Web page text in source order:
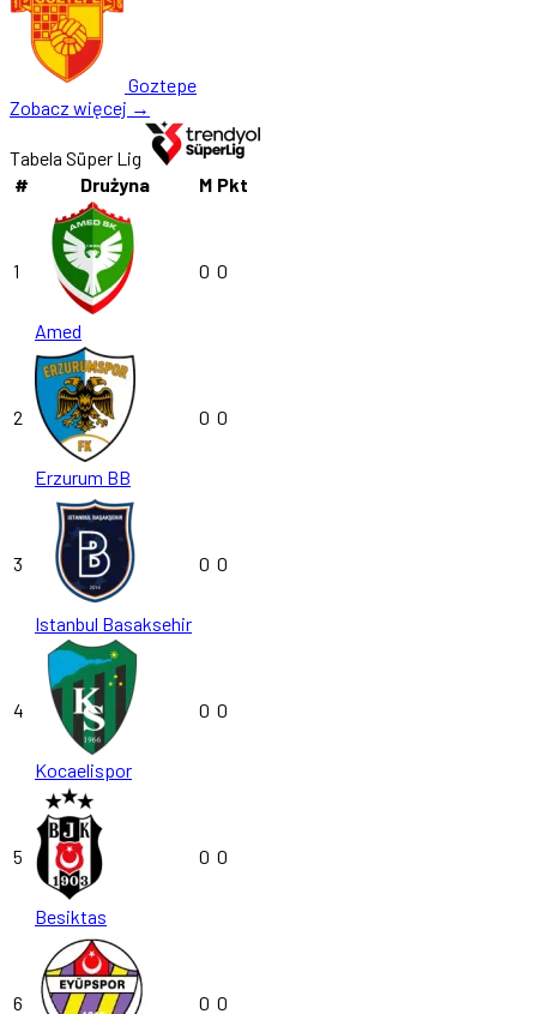
Goztepe
Zobacz więcej →
Tabela Süper Lig
#
Drużyna M Pkt
1
Amed
0 0
2
Erzurum BB
0 0
3
Istanbul Basaksehir
0 0
4
Kocaelispor
0 0
5
Besiktas
0 0
6 0 0